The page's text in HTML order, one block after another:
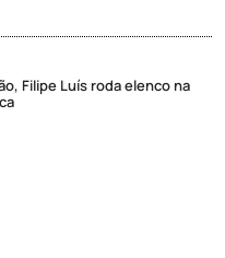
Filipe Luís roda elenco na